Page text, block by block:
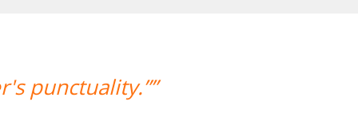
minha professora, fez um
/ escritório, e as ensinando de uma